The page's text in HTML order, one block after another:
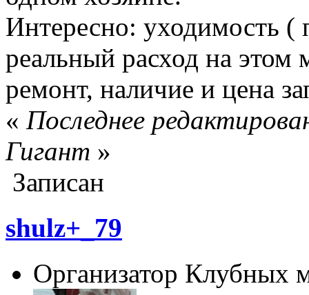
Интересно: уходимость (
реальный расход на этом
ремонт, наличие и цена
« Последнее
Гигант »
Записан
shulz+_79
Организатор Клубных